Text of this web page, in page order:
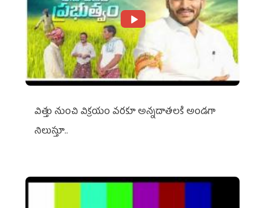
విత్తు నుంచి విక్రయం వరకూ అన్నదాతలకి అండగా
నిలుస్తూ..